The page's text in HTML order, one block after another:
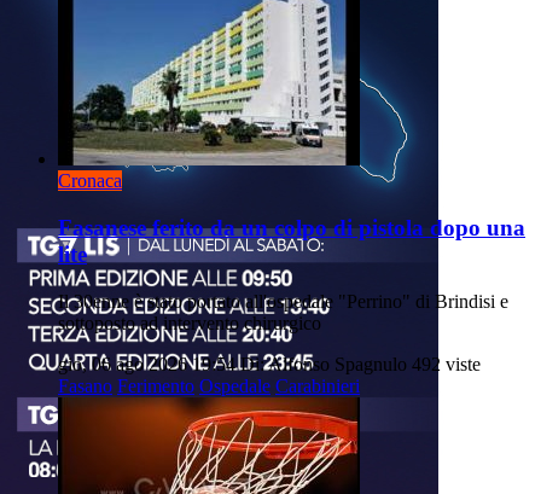
Cronaca
Fasanese ferito da un colpo di pistola dopo una
lite
Il 30enne è stato portato all'ospedale "Perrino" di Brindisi e
sottoposto ad intervento chirurgico
gio, 06 ago 2026 19:54 Di: Alfonso Spagnulo 492 viste
Fasano Ferimento Ospedale Carabinieri